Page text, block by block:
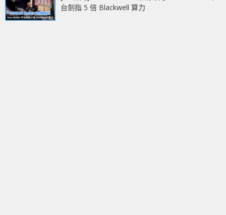
台劍指 5 倍 Blackwell 算力